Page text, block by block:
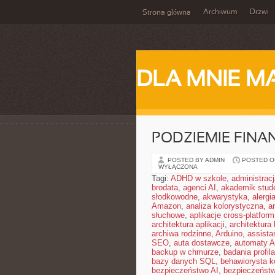
Strona główna Archiwum Drzwi
DLA MNIE
PODZIEMIE
POSTED BY ADMIN POSTED
WYŁĄCZONA
Tagi: ADHD w szkole,
brodata, agenci AI , akademik
słodkowodne, akwarystyka,
Amazon, analiza kolorystyczna,
słuchowe, aplikacje cross-platform
architektura aplikacji, architektura
archiwa rodzinne, Arduino,
SEO, auta dostawcze, automaty AI
backup w chmurze, badania
bazy danych SQL, behawiorysta
bezpieczeństwo AI ,